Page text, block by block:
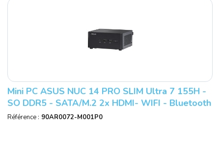
Mini PC ASUS NUC 14 PRO SLIM Ultra 7 155H -
SO DDR5 - SATA/M.2 2x HDMI- WIFI - Bluetooth
-2x USB-C Ref : RNUC14RVHU7000
Référence : 90AR0072-M001P0